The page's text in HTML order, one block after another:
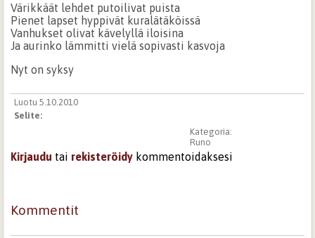
Värikkäät lehdet putoilivat puista
Pienet lapset hyppivät kuralätäköissä
Vanhukset olivat kävelyllä iloisina
Ja aurinko lämmitti vielä sopivasti kasvoja
Nyt on syksy
Luotu 5.10.2010
Selite:
Kategoria:
Runo
Kirjaudu tai rekisteröidy kommentoidaksesi
Kommentit